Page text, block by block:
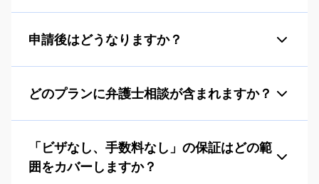
申請後はどうなりますか？
どのプランに弁護士相談が含まれますか？
「ビザなし、手数料なし」の保証はどの範
囲をカバーしますか？